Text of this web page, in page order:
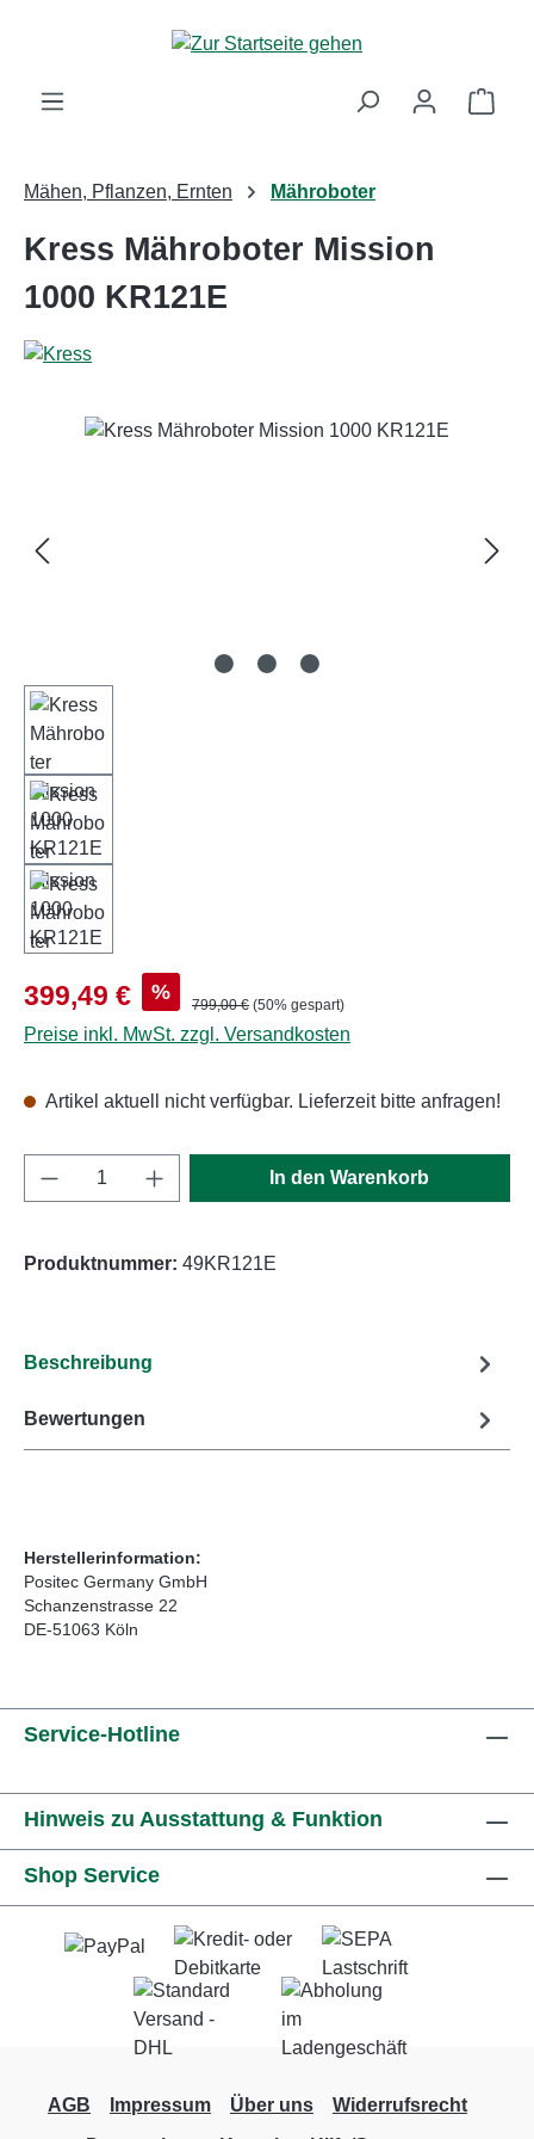
Zum Hauptinhalt springen
Mähen, Pflanzen, Ernten Mähroboter
Kress Mähroboter Mission
1000 KR121E
Verkaufspreis:
399,49 € % Regulärer Preis:
799,00 € (50% gespart)
Preise inkl. MwSt. zzgl. Versandkosten
Artikel aktuell nicht verfügbar. Lieferzeit bitte anfragen!
Produkt Anzahl: Gib den gewünschten
In den Warenkorb
Produktnummer: 49KR121E
Beschreibung
Bewertungen
Herstellerinformation:
Positec Germany GmbH
Schanzenstrasse 22
DE-51063 Köln
Service-Hotline
Hinweis zu Ausstattung & Funktion
Shop Service
AGB Impressum Über uns
Widerrufsrecht